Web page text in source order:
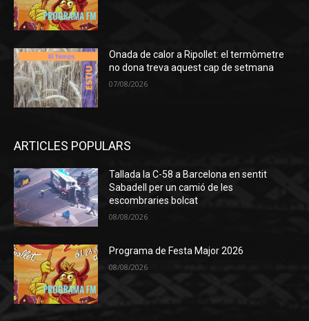
Onada de calor a Ripollet: el termòmetre
no dona treva aquest cap de setmana
07/08/2026
ARTICLES POPULARS
Tallada la C-58 a Barcelona en sentit
Sabadell per un camió de les
escombraries bolcat
08/08/2026
Programa de Festa Major 2026
08/08/2026